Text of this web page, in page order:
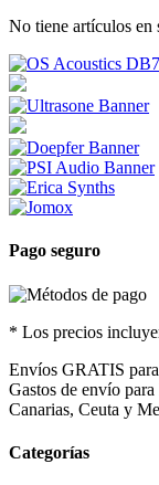
No tiene artículos en
Pago seguro
* Los precios
Envíos GRATIS
Gastos de envío
Canarias, Ceuta y
Categorías